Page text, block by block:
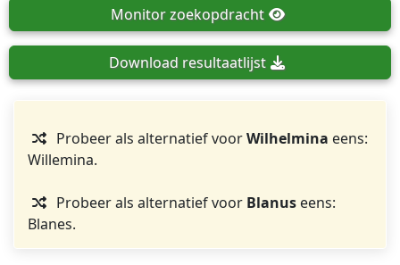
Monitorzoekopdracht
Download resultaatlijst
Probeer als alternatief voorWilhelmina eens:
Willemina.
Probeer als alternatief voor Blanuseens:
Blanes.